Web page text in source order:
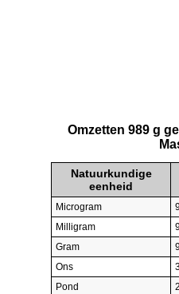
Omzetten 989 g
Natuurkundige
eenheid
Microgram
Milligram
Gram
Ons
Pond